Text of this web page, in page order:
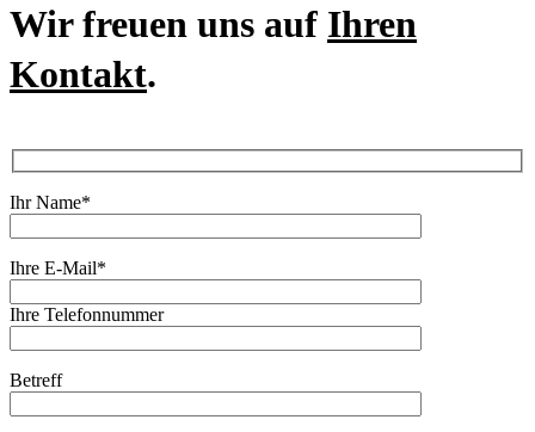
Wir freuen uns auf Ihren
Kontakt.
Ihr Name*
Ihre E-Mail*
Ihre Telefonnummer
Betreff